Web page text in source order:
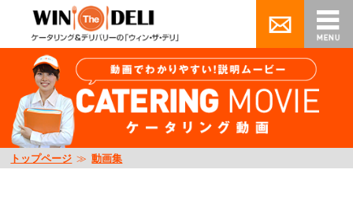
トップページ ≫動画集